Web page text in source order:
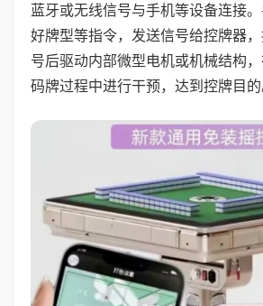
蓝牙或无线信号与手机等设备连接
好牌型等指令，发送信号给控牌器
号后驱动内部微型电机或机械结构，
码牌过程中进行干预，达到控牌目的